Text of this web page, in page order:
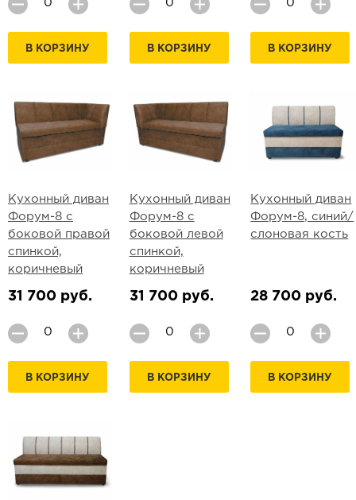
В КОРЗИНУ В КОРЗИНУ В КОРЗИНУ
Кухонный диван
Форум-8 с
боковой правой
спинкой,
коричневый
31 700 руб.
В КОРЗИНУ
Кухонный диван
Форум-8 с
боковой левой
спинкой,
коричневый
31 700 руб.
В КОРЗИНУ
Кухонный диван
Форум-8, синий/
слоновая кость
28 700 руб.
В КОРЗИНУ